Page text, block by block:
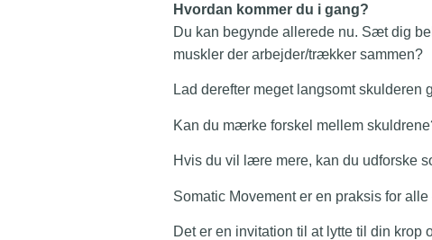
Hvordan kommer du i gang?
Du kan begynde allerede nu. Sæt dig
muskler der arbejder/trækker sammen?
Lad derefter meget langsomt skulderen
Kan du mærke forskel mellem
Hvis du vil lære mere, kan du udforske
Somatic Movement er en praksis for
Det er en invitation til at lytte til din krop